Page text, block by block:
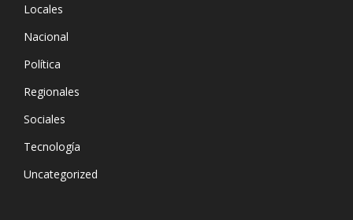
Locales
Nacional
Política
Regionales
Sociales
Tecnología
Uncategorized